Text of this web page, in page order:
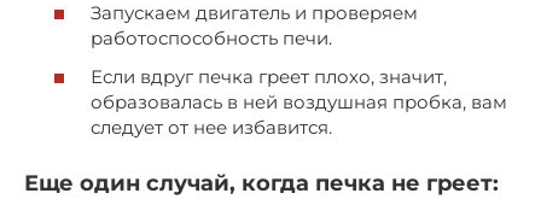
Запускаем двигатель и проверяем
работоспособность печи.
Если вдруг печка греет плохо, значит,
образовалась в ней воздушная пробка, вам
следует от нее избавится.
Еще один случай, когда печка не греет: